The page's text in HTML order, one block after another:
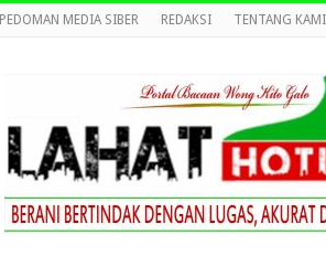
PEDOMAN MEDIA SIBER REDAKSI TENTANG KAMI